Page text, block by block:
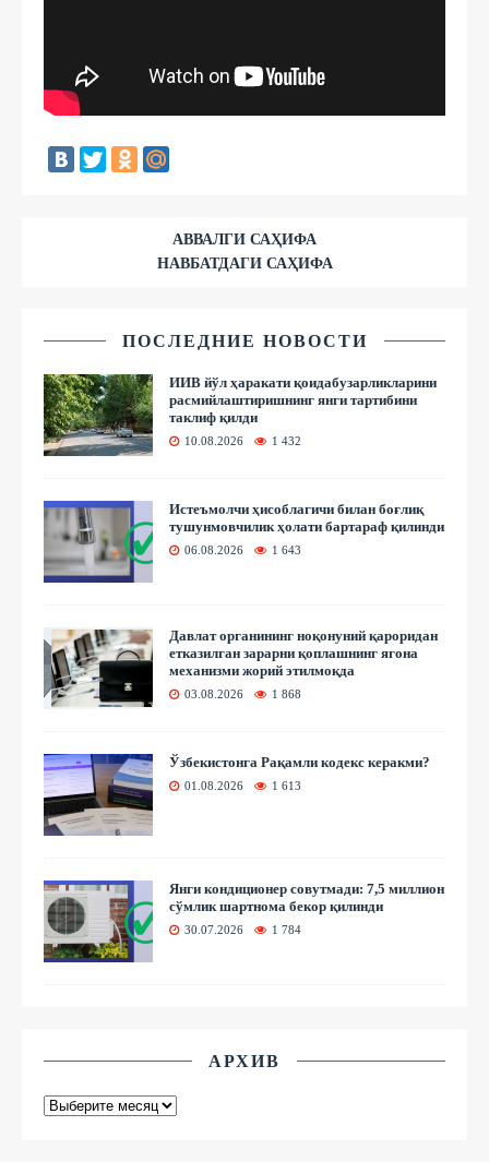
АВВАЛГИ САҲИФА
НАВБАТДАГИ САҲИФА
ПОСЛЕДНИЕ НОВОСТИ
ИИВ йўл ҳаракати қоидабузарликларини
расмийлаштиришнинг янги тартибини
таклиф қилди
10.08.2026 1 432
Истеъмолчи ҳисоблагичи билан боғлиқ
тушунмовчилик ҳолати бартараф қилинди
06.08.2026 1 643
Давлат органининг ноқонуний қароридан
етказилган зарарни қоплашнинг ягона
механизми жорий этилмоқда
03.08.2026 1 868
Ўзбекистонга Рақамли кодекс керакми?
01.08.2026 1 613
Янги кондиционер совутмади: 7,5 миллион
сўмлик шартнома бекор қилинди
30.07.2026 1 784
АРХИВ